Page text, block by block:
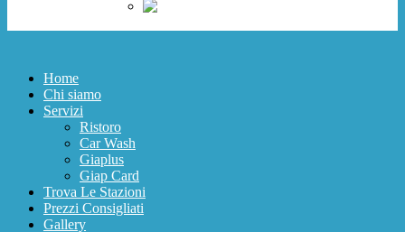
Home
Chi siamo
Servizi
Ristoro
Car Wash
Giaplus
Giap Card
Trova Le Stazioni
Prezzi Consigliati
Gallery